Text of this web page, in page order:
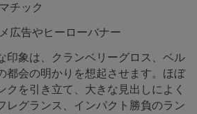
チック
広告やヒーローバナー
印象は、クランベリーグロス、ベル
都会の明かりを想起させます。ほぼ
クを引き立て、大きな見出しによく
レグランス、インパクト勝負のラン